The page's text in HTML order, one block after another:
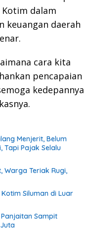
dalam
keuangan daerah
cara kita
pencapaian
kedepannya
Menjerit, Belum
Tapi Pajak Selalu
Warga Teriak Rugi,
Kotim Siluman di Luar
Sampit